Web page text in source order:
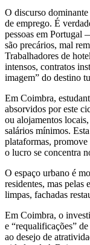
O discurso
de emprego. É
pessoas em Portugal
são precários, mal
Trabalhadores de
intensos, contratos
imagem” do destino
Em Coimbra,
absorvidos por este
ou alojamentos
salários mínimos.
plataformas,
o lucro se concentra
O espaço urbano é
residentes, mas pelas
limpas, fachadas
Em Coimbra, o
e “requalificações”
ao desejo de